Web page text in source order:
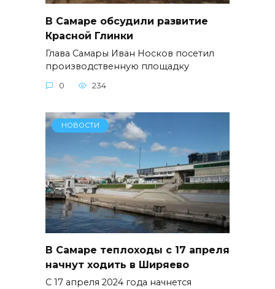
В Самаре обсудили развитие
Красной Глинки
Глава Самары Иван Носков посетил
производственную площадку
0 234
НОВОСТИ
В Самаре теплоходы с 17 апреля
начнут ходить в Ширяево
С 17 апреля 2024 года начнется